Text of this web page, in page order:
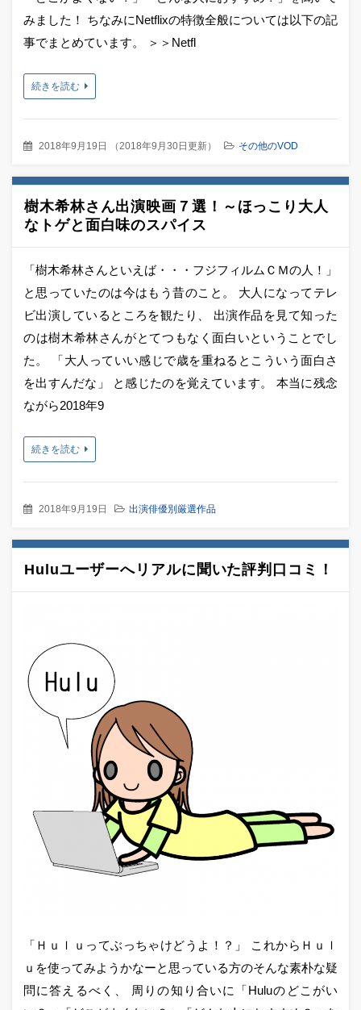
みました！ ちなみにNetflixの特徴全般については以下の記
事でまとめています。 ＞＞Netfl
続きを読む
2018年9月19日 （2018年9月30日更新） その他のVOD
樹木希林さん出演映画７選！～ほっこり大人
なトゲと面白味のスパイス
「樹木希林さんといえば・・・フジフィルムＣＭの人！」
と思っていたのは今はもう昔のこと。 大人になってテレ
ビ出演しているところを観たり、 出演作品を見て知った
のは樹木希林さんがとてつもなく面白いということでし
た。 「大人っていい感じで歳を重ねるとこういう面白さ
を出すんだな」 と感じたのを覚えています。 本当に残念
ながら2018年9
続きを読む
2018年9月19日 出演俳優別厳選作品
Huluユーザーへリアルに聞いた評判口コミ！
「Ｈｕｌｕってぶっちゃけどうよ！？」 これからＨｕｌ
ｕを使ってみようかなーと思っている方のそんな素朴な疑
問に答えるべく、 周りの知り合いに「Huluのどこがい